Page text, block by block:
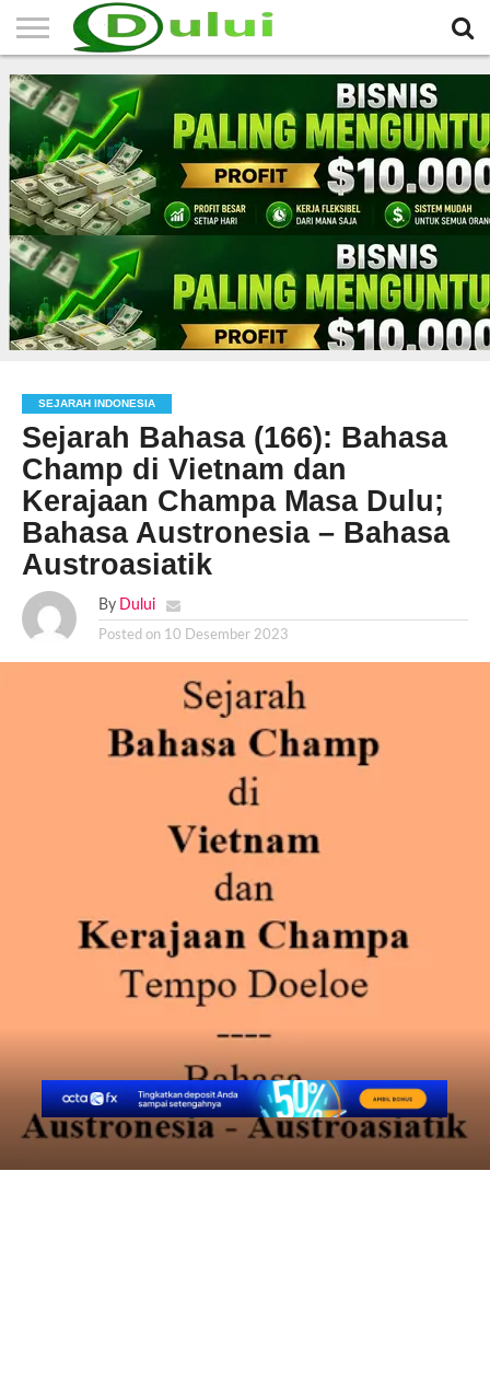
HOME
TERBARU
BERITA
SEJARAH
KOMUNITAS
IKLAN
GRATIS
RELIGI
LAINNYA
MITRA
SEJARAH INDONESIA
Sejarah Bahasa (166): Bahasa
Champ di Vietnam dan
Kerajaan Champa Masa Dulu;
Bahasa Austronesia – Bahasa
Austroasiatik
By Dului
Posted on 10 Desember 2023